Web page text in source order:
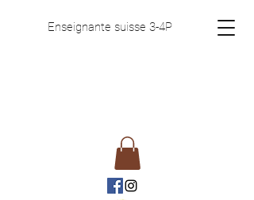
Enseignante suisse 3-4P